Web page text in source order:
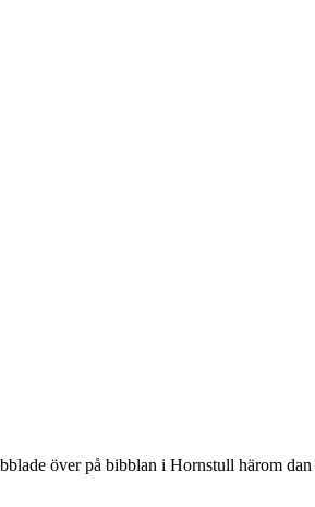
över på bibblan i Hornstull härom